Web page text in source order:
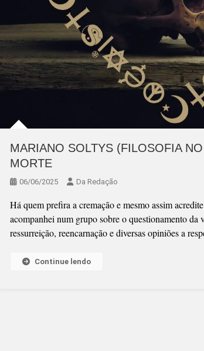
MARIANO SOLTYS (FILOSOFIA
MORTE
06/06/2025 Da Redação
Há quem prefira a cremação e mesmo assim
acompanhei num grupo sobre o questionamento da
ressurreição, reencarnação e diversas opiniões a
Continue lendo